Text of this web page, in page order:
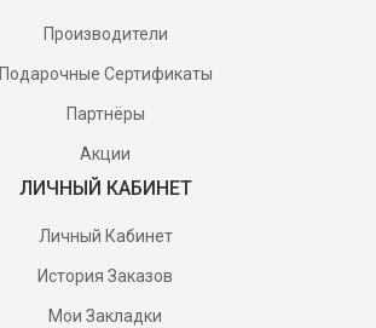
Производители
Подарочные Сертификаты
Партнёры
Акции
ЛИЧНЫЙ КАБИНЕТ
Личный Кабинет
История Заказов
Мои Закладки